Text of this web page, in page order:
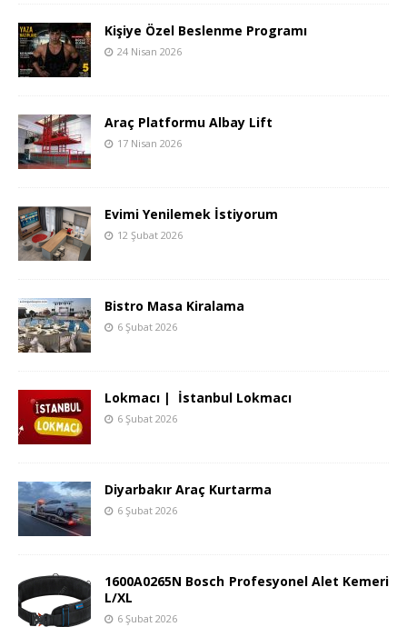
Kişiye Özel Beslenme Programı
24 Nisan 2026
Araç Platformu Albay Lift
17 Nisan 2026
Evimi Yenilemek İstiyorum
12 Şubat 2026
Bistro Masa Kiralama
6 Şubat 2026
Lokmacı | İstanbul Lokmacı
6 Şubat 2026
Diyarbakır Araç Kurtarma
6 Şubat 2026
1600A0265N Bosch Profesyonel Alet Kemeri
L/XL
6 Şubat 2026